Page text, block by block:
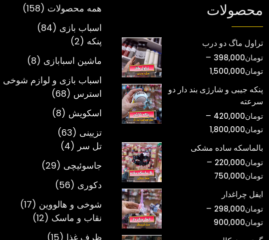
محصولات
تراول ماگ دو درب
تومان398,000
–
تومان1,500,000محدوده
تومان398,000
تومان1,500,000
پنکه جیبی و شارژی بند دار دو
سرعته
تومان420,000
–
تومان1,800,000محدوده
قیمت:
تومان420,000
بالماسکه ساده مشکی
تومان220,000
–
تومان750,000
تومان220,000
تومان750,000
ایفل چراغدار
تومان298,000
–
تومان900,000
همه محصولات 158
158
اسباب بازی 84
84
پنکه 2
2
محصول
ماشین اسبابازی 8
8
اسباب بازی و لوازم
استرس
68
68
محصول
اسکویش 8
8
تزیینی 63
63
محصول
تل سر 4
4
محصول
جاسوئیچی 29
29
دکوری 56
56
محصول
شوخی و هالووین 17
17
نقاب و ماسک 12
12
ظرف غذا 15
15